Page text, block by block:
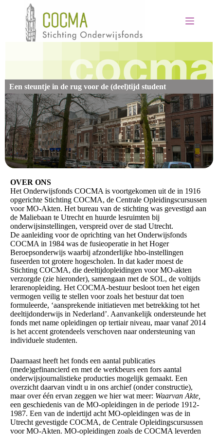
i
n
h
o
u
d
Een steuntje in de rug voor de (deel)tijd student
OVER ONS
Het Onderwijsfonds COCMA is voortgekomen uit de in 1916
opgerichte Stichting COCMA, de Centrale Opleidingscursussen
voor MO-Akten. Het bureau van de stichting was gevestigd aan
de Maliebaan te Utrecht en huurde lesruimten bij
onderwijsinstellingen, verspreid over de stad Utrecht.
De aanleiding voor de oprichting van het Onderwijsfonds
COCMA in 1984 was de fusieoperatie in het Hoger
Beroepsonderwijs waarbij afzonderlijke hbo-instellingen
fuseerden tot grotere hogescholen. In dat kader moest de
Stichting COCMA, die deeltijdopleidingen voor MO-akten
verzorgde (zie hieronder), samengaan met de SOL, de voltijds
lerarenopleiding. Het COCMA-bestuur besloot toen het eigen
vermogen veilig te stellen voor zoals het bestuur dat toen
formuleerde, ‘aansprekende initiatieven met betrekking tot het
deeltijdonderwijs in Nederland’. Aanvankelijk ondersteunde het
fonds met name opleidingen op tertiair niveau, maar vanaf 2014
is het accent grotendeels verschoven naar ondersteuning van
individuele studenten.
Daarnaast heeft het fonds een aantal publicaties
(mede)gefinancierd en met de werkbeurs een fors aantal
onderwijsjournalistieke producties mogelijk gemaakt. Een
overzicht daarvan vindt u in ons archief (onder constructie),
maar over één ervan zeggen we hier wat meer: Waarvan Akte,
een geschiedenis van de MO-opleidingen in de periode 1912-
1987. Een van de indertijd acht MO-opleidingen was de in
Utrecht gevestigde COCMA, de Centrale Opleidingscursussen
voor MO-Akten. MO-opleidingen zoals de COCMA leverden